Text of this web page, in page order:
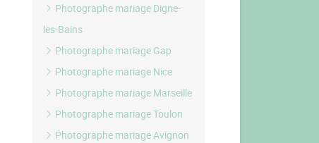
Photographe mariage Digne-
les-Bains
Photographe mariage Gap
Photographe mariage Nice
Photographe mariage Marseille
Photographe mariage Toulon
Photographe mariage Avignon